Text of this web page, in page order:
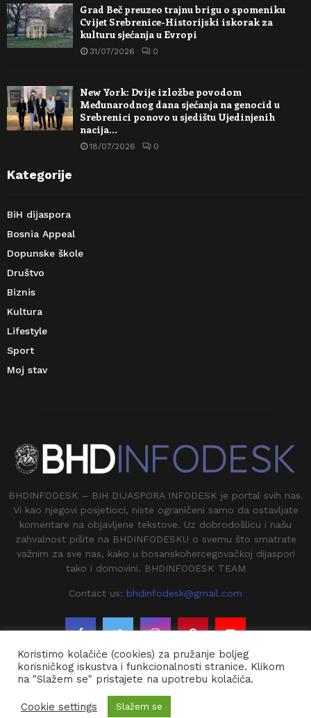
Grad Beč preuzeo trajnu brigu o spomeniku
Cvijet Srebrenice-Historijski iskorak za
kulturu sjećanja u Evropi
31/07/2026 0
New York: Dvije izložbe povodom
Međunarodnog dana sjećanja na genocid u
Srebrenici ponovo u sjedištu Ujedinjenih
nacija…
18/07/2026 0
Kategorije
BiH dijaspora
Bosnia Appeal
Dopunske škole
Društvo
Biznis
Kultura
Lifestyle
Sport
Moj stav
BHDINFODESK – BIH DIJASPORA INFODESK je portal svih nas.
Vi kao njegovi posjetioci, niste ograničeni samo da ostavljate
komentare na objavljene tekstove. Uz dobrodošlicu i našu
zahvalnost pišite na BHDINFODESKU o svemu što smatrate
važnim za sve nas, kako u bosanskohercegovačkoj dijaspori
tako i domovini. BHDINFODESK TEAM
Contact us: bhdinfodesk@gmail.com
@2020 - BHDINFODESK. All Right Reserved.
Koristimo kolačiće (cookies) za pružanje boljeg
korisničkog iskustva i funkcionalnosti stranice. Klikom
na "Slažem se" pristajete na upotrebu kolačića.
Cookie settings Slažem se